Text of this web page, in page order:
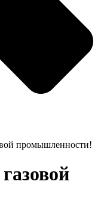
промышленности!